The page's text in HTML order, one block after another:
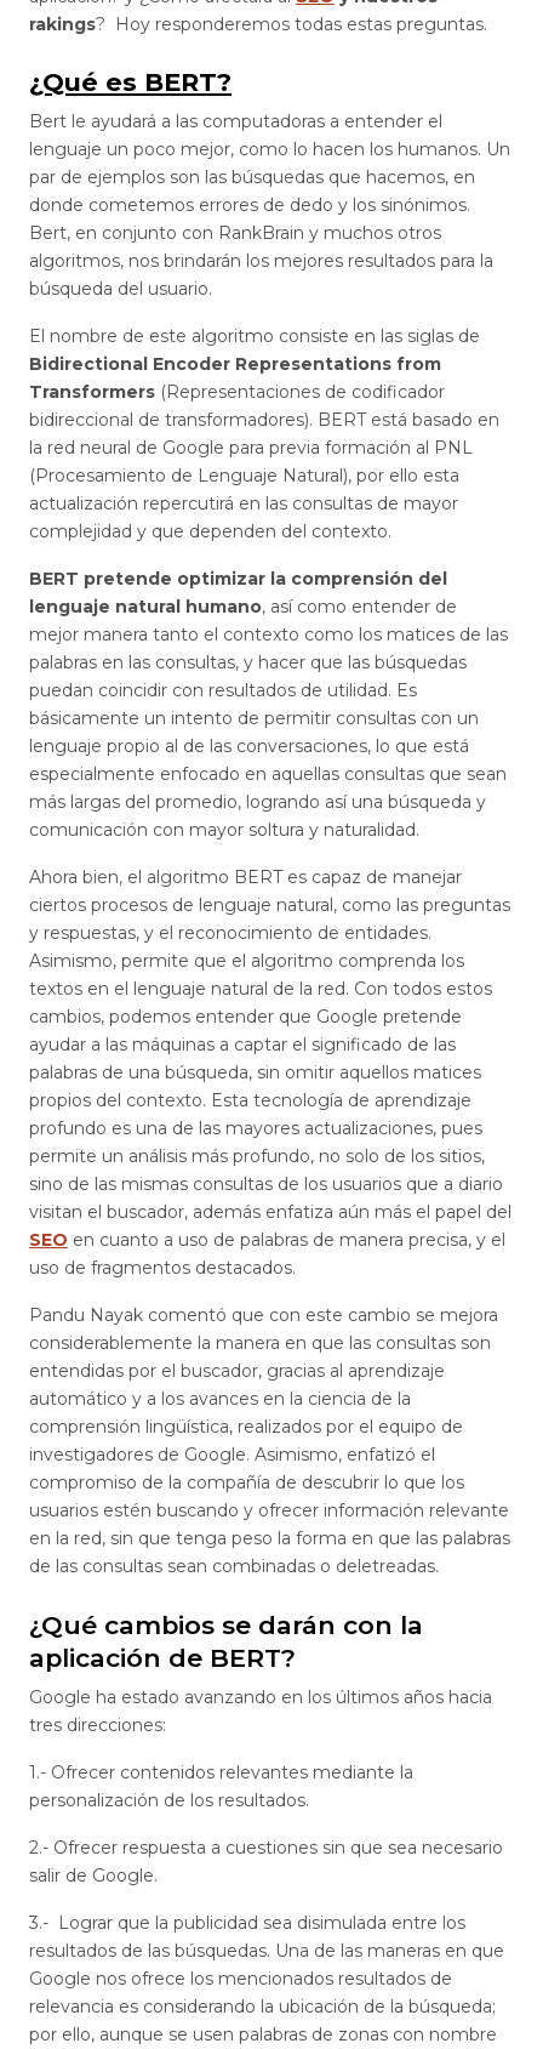
rakings? Hoy responderemos todas estas preguntas.
¿Qué es BERT?
Bert le ayudará a las computadoras a entender el
lenguaje un poco mejor, como lo hacen los humanos. Un
par de ejemplos son las búsquedas que hacemos, en
donde cometemos errores de dedo y los sinónimos.
Bert, en conjunto con RankBrain y muchos otros
algoritmos, nos brindarán los mejores resultados para la
búsqueda del usuario.
El nombre de este algoritmo consiste en las siglas de
Bidirectional Encoder Representations from
Transformers (Representaciones de codificador
bidireccional de transformadores). BERT está basado en
la red neural de Google para previa formación al PNL
(Procesamiento de Lenguaje Natural), por ello esta
actualización repercutirá en las consultas de mayor
complejidad y que dependen del contexto.
BERT pretende optimizar la comprensión del
lenguaje natural humano, así como entender de
mejor manera tanto el contexto como los matices de las
palabras en las consultas, y hacer que las búsquedas
puedan coincidir con resultados de utilidad. Es
básicamente un intento de permitir consultas con un
lenguaje propio al de las conversaciones, lo que está
especialmente enfocado en aquellas consultas que sean
más largas del promedio, logrando así una búsqueda y
comunicación con mayor soltura y naturalidad.
Ahora bien, el algoritmo BERT es capaz de manejar
ciertos procesos de lenguaje natural, como las preguntas
y respuestas, y el reconocimiento de entidades.
Asimismo, permite que el algoritmo comprenda los
textos en el lenguaje natural de la red. Con todos estos
cambios, podemos entender que Google pretende
ayudar a las máquinas a captar el significado de las
palabras de una búsqueda, sin omitir aquellos matices
propios del contexto. Esta tecnología de aprendizaje
profundo es una de las mayores actualizaciones, pues
permite un análisis más profundo, no solo de los sitios,
sino de las mismas consultas de los usuarios que a diario
visitan el buscador, además enfatiza aún más el papel del
SEO en cuanto a uso de palabras de manera precisa, y el
uso de fragmentos destacados.
Pandu Nayak comentó que con este cambio se mejora
considerablemente la manera en que las consultas son
entendidas por el buscador, gracias al aprendizaje
automático y a los avances en la ciencia de la
comprensión lingüística, realizados por el equipo de
investigadores de Google. Asimismo, enfatizó el
compromiso de la compañía de descubrir lo que los
usuarios estén buscando y ofrecer información relevante
en la red, sin que tenga peso la forma en que las palabras
de las consultas sean combinadas o deletreadas.
¿Qué cambios se darán con la
aplicación de BERT?
Google ha estado avanzando en los últimos años hacia
tres direcciones:
1.- Ofrecer contenidos relevantes mediante la
personalización de los resultados.
2.- Ofrecer respuesta a cuestiones sin que sea necesario
salir de Google.
3.- Lograr que la publicidad sea disimulada entre los
resultados de las búsquedas. Una de las maneras en que
Google nos ofrece los mencionados resultados de
relevancia es considerando la ubicación de la búsqueda;
por ello, aunque se usen palabras de zonas con nombre